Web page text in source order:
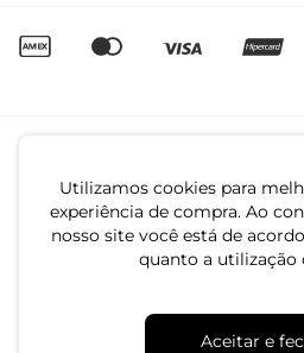
Utilizamos cookies para
experiência de compra. Ao
nosso site você está de
quanto a utilização
Aceitar e
CNPJ:
Av. Maria Marangoni, 391 -